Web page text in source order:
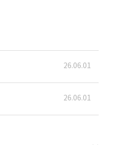
26.06.01
26.06.01